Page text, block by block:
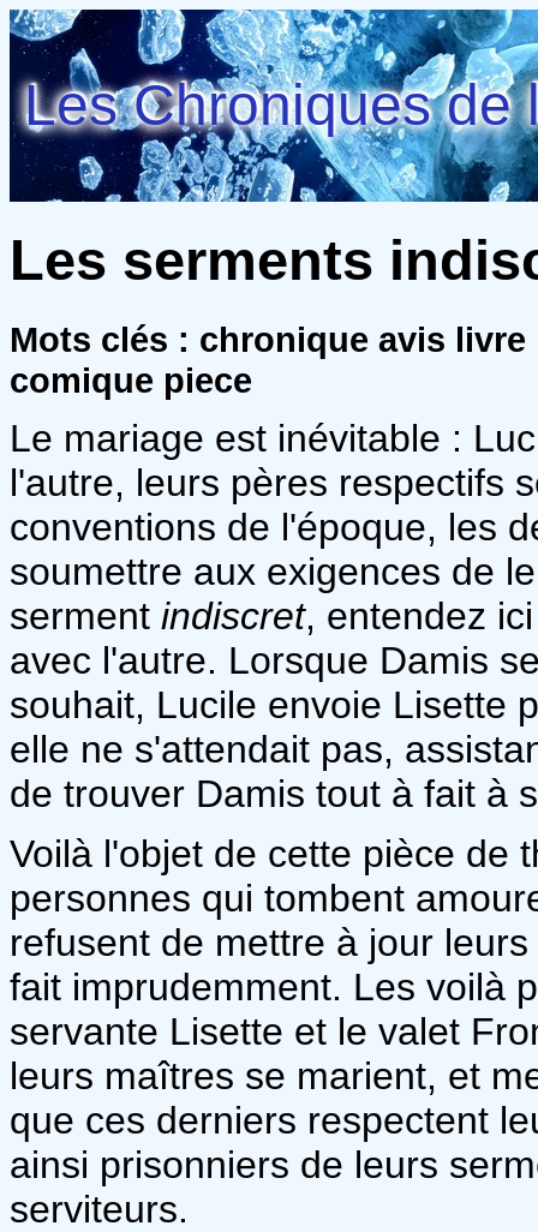
Les Chroniques de
Les serments
Mots clés : chronique avis
comique piece
Le mariage est inévitable :
l'autre, leurs pères respectifs
conventions de l'époque, les
soumettre aux exigences de
serment indiscret, entendez
avec l'autre. Lorsque Damis
souhait, Lucile envoie Lisette
elle ne s'attendait pas,
de trouver Damis tout à fait à
Voilà l'objet de cette pièce de
personnes qui tombent
refusent de mettre à jour
fait imprudemment. Les voilà
servante Lisette et le valet
leurs maîtres se marient, et
que ces derniers respectent
ainsi prisonniers de leurs
serviteurs.